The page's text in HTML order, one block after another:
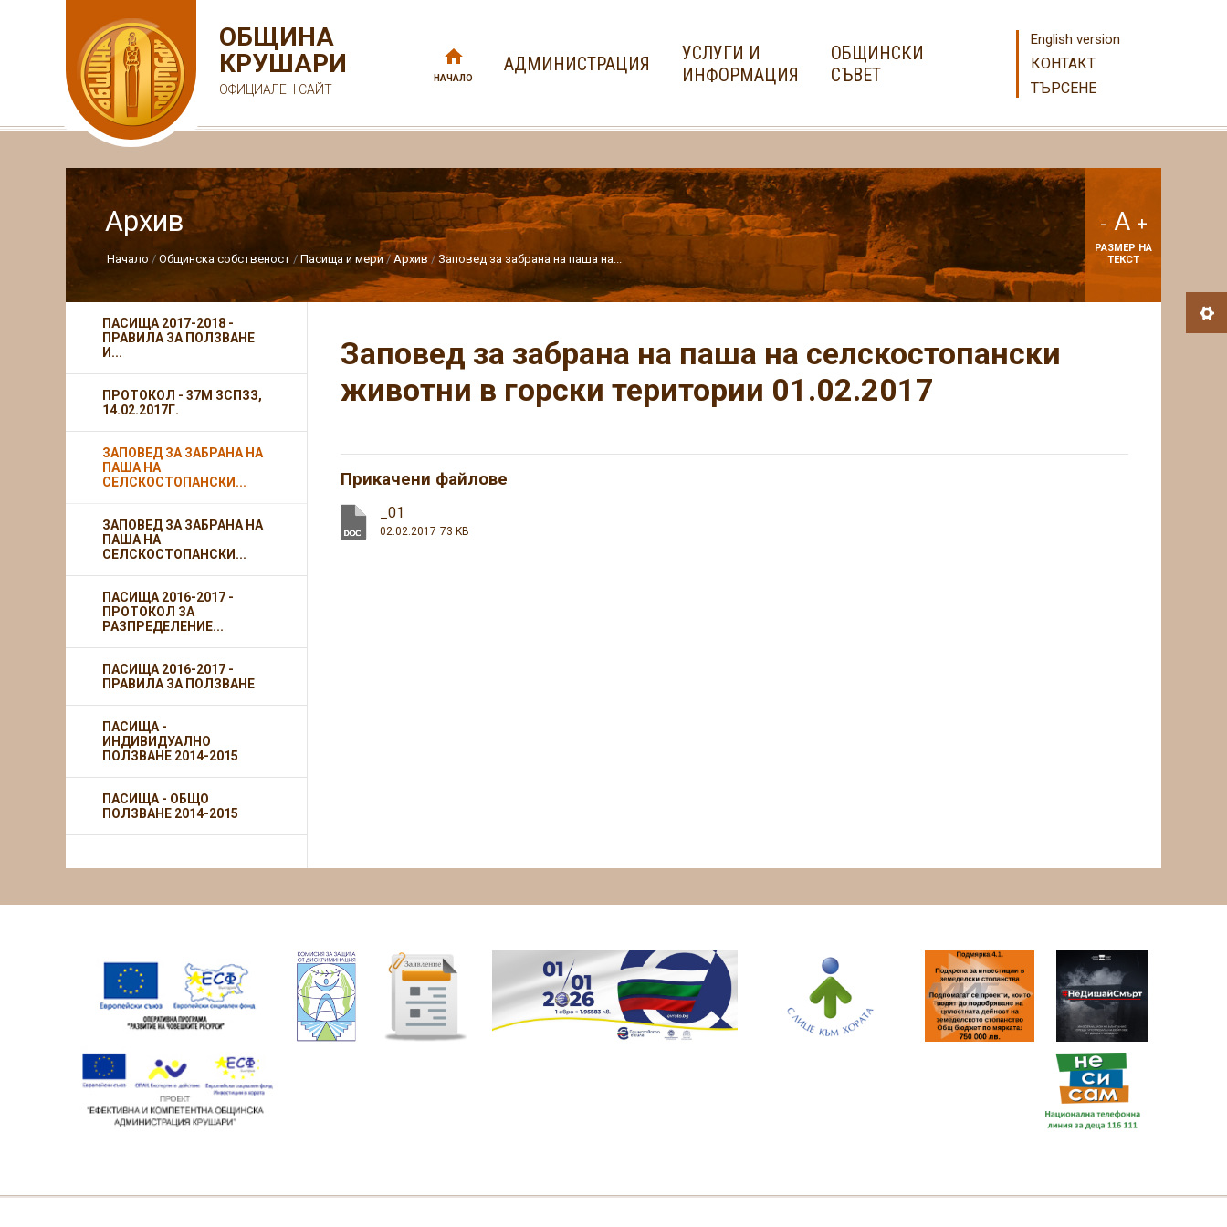
ОБЩИНА
КРУШАРИ
ОФИЦИАЛЕН САЙТ
НАЧАЛО
АДМИНИСТРАЦИЯ
УСЛУГИ И
ИНФОРМАЦИЯ
ОБЩИНСКИ
СЪВЕТ
English version
КОНТАКТ
ТЪРСЕНЕ
Архив
Начало Общинска собственост Пасища и мери Архив Заповед за забрана на паша на...
- A +
РАЗМЕР НА
ТЕКСТ
Заповед за забрана на паша на селскостопански
животни в горски територии 01.02.2017
Прикачени файлове
_01
02.02.2017 73 KB
ПАСИЩА 2017-2018 -
ПРАВИЛА ЗА ПОЛЗВАНЕ
И...
ПРОТОКОЛ - 37М ЗСПЗЗ,
14.02.2017Г.
ЗАПОВЕД ЗА ЗАБРАНА НА
ПАША НА
СЕЛСКОСТОПАНСКИ...
ЗАПОВЕД ЗА ЗАБРАНА НА
ПАША НА
СЕЛСКОСТОПАНСКИ...
ПАСИЩА 2016-2017 -
ПРОТОКОЛ ЗА
РАЗПРЕДЕЛЕНИЕ...
ПАСИЩА 2016-2017 -
ПРАВИЛА ЗА ПОЛЗВАНЕ
ПАСИЩА -
ИНДИВИДУАЛНО
ПОЛЗВАНЕ 2014-2015
ПАСИЩА - ОБЩО
ПОЛЗВАНЕ 2014-2015